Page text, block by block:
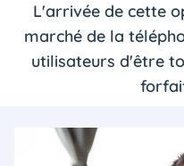
L'arrivée de cette
marché de la
utilisateurs d'être